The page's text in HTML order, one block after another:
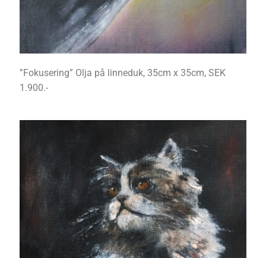
”Fokusering” Olja på linneduk, 35cm x 35cm, SEK
1.900.-